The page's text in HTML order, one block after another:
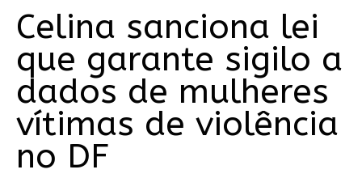
Celina sanciona lei
que garante sigilo a
dados de mulheres
vítimas de violência
no DF